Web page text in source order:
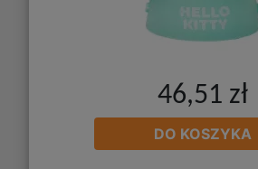
46,51 zł
DO KOSZYKA